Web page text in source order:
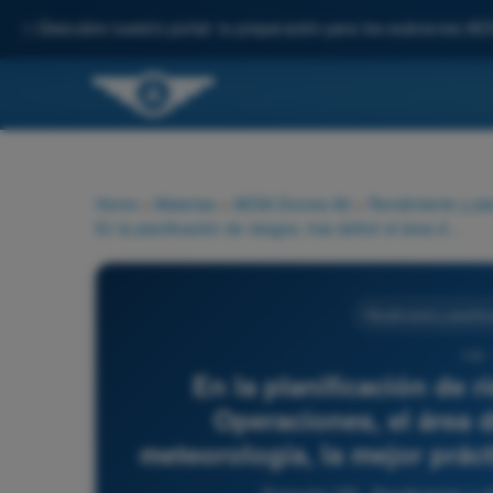
Descubre nuestro portal: tu preparación para los exámenes
Home Materias AESA Drones A2 Rendimiento y
En la planificación de
Operaciones, el área
meteorología, la mejor